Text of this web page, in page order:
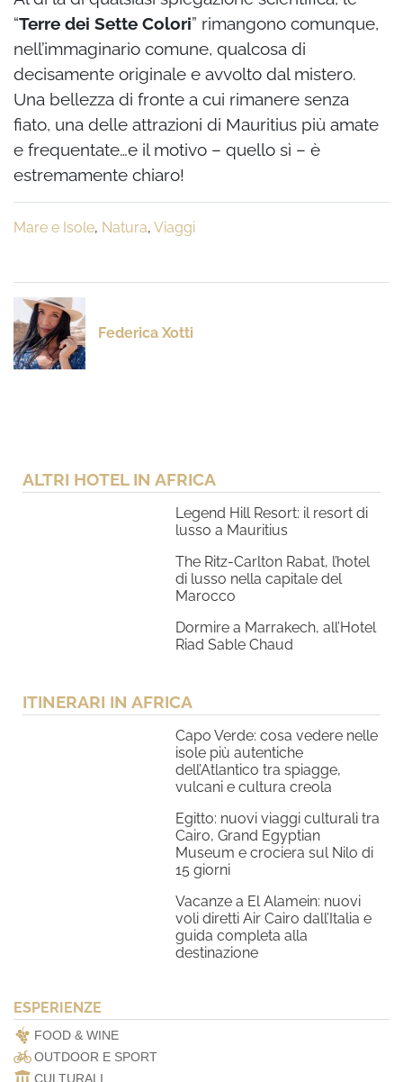
“Terre dei Sette Colori” rimangono comunque,
nell’immaginario comune, qualcosa di
decisamente originale e avvolto dal mistero.
Una bellezza di fronte a cui rimanere senza
fiato, una delle attrazioni di Mauritius più amate
e frequentate…e il motivo – quello sì – è
estremamente chiaro!
Mare e Isole, Natura, Viaggi
Federica Xotti
ALTRI HOTEL IN AFRICA
Legend Hill Resort: il resort di
lusso a Mauritius
The Ritz-Carlton Rabat, l’hotel
di lusso nella capitale del
Marocco
Dormire a Marrakech, all’Hotel
Riad Sable Chaud
ITINERARI IN AFRICA
Capo Verde: cosa vedere nelle
isole più autentiche
dell’Atlantico tra spiagge,
vulcani e cultura creola
Egitto: nuovi viaggi culturali tra
Cairo, Grand Egyptian
Museum e crociera sul Nilo di
15 giorni
Vacanze a El Alamein: nuovi
voli diretti Air Cairo dall’Italia e
guida completa alla
destinazione
ESPERIENZE
FOOD & WINE
OUTDOOR E SPORT
CULTURALI